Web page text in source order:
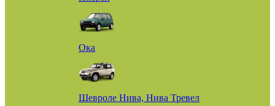
Ока
Шевроле Нива, Нива Тревел